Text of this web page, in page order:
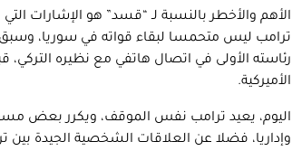
الأهم والأخطر بالنسبة لـ “قسد” هو الإشارات
ترامب ليس متحمسا لبقاء قواته في سوريا،
رئاسته الأولى في اتصال هاتفي مع نظيره
الأميركية.
اليوم، يعيد ترامب نفس الموقف، ويكرر بعض
وإداريا، فضلا عن العلاقات الشخصية الجيدة بين